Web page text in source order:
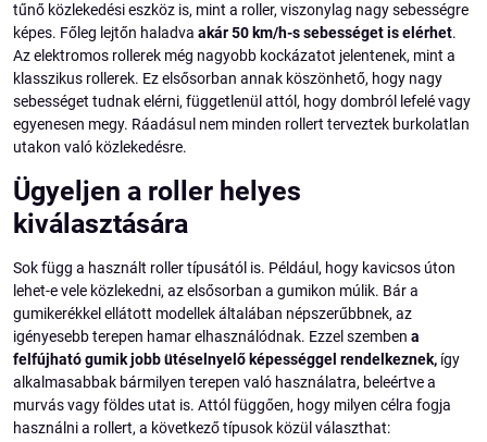
tűnő közlekedési eszköz is, mint a roller, viszonylag nagy sebességre
képes. Főleg lejtőn haladva akár 50 km/h-s sebességet is elérhet.
Az elektromos rollerek még nagyobb kockázatot jelentenek, mint a
klasszikus rollerek. Ez elsősorban annak köszönhető, hogy nagy
sebességet tudnak elérni, függetlenül attól, hogy dombról lefelé vagy
egyenesen megy. Ráadásul nem minden rollert terveztek burkolatlan
utakon való közlekedésre.
Ügyeljen a roller helyes
kiválasztására
Sok függ a használt roller típusától is. Például, hogy kavicsos úton
lehet-e vele közlekedni, az elsősorban a gumikon múlik. Bár a
gumikerékkel ellátott modellek általában népszerűbbnek, az
igényesebb terepen hamar elhasználódnak. Ezzel szemben a
felfújható gumik jobb ütéselnyelő képességgel rendelkeznek, így
alkalmasabbak bármilyen terepen való használatra, beleértve a
murvás vagy földes utat is. Attól függően, hogy milyen célra fogja
használni a rollert, a következő típusok közül választhat: